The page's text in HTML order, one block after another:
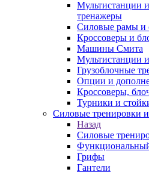
Мультистанции
тренажеры
Силовые рамы и
Кроссоверы и
Машины Смита
Мультистанции
Грузоблочные
Опции и
Кроссоверы,
Турники и
Силовые тренировки
Назад
Силовые
Грифы
Гантели